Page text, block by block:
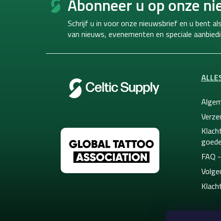
Abonneer u op onze
Schrijf u in voor onze nieuwsbrief en u bent
van nieuws, evenementen en speciale
FAQ